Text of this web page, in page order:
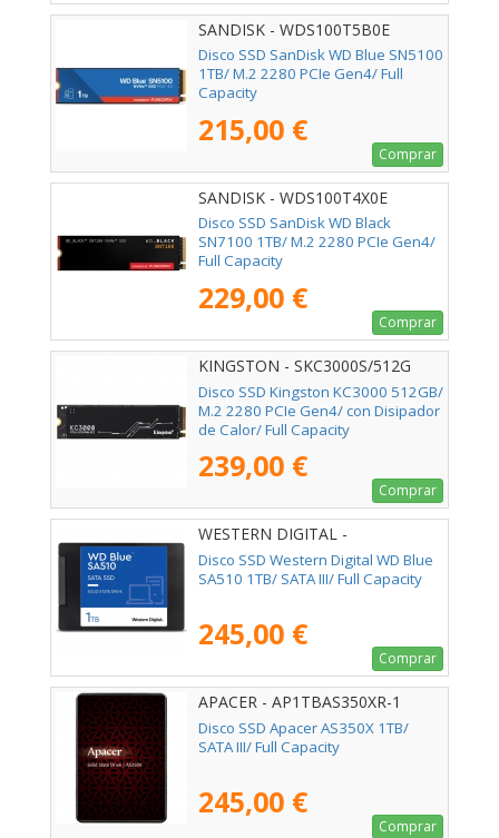
SANDISK - WDS100T5B0E
Disco SSD SanDisk WD Blue SN5100
1TB/ M.2 2280 PCIe Gen4/ Full
Capacity
215,00 €
Comprar
SANDISK - WDS100T4X0E
Disco SSD SanDisk WD Black
SN7100 1TB/ M.2 2280 PCIe Gen4/
Full Capacity
229,00 €
Comprar
KINGSTON - SKC3000S/512G
Disco SSD Kingston KC3000 512GB/
M.2 2280 PCIe Gen4/ con Disipador
de Calor/ Full Capacity
239,00 €
Comprar
WESTERN DIGITAL -
WDS100T3B0A
Disco SSD Western Digital WD Blue
SA510 1TB/ SATA III/ Full Capacity
245,00 €
Comprar
APACER - AP1TBAS350XR-1
Disco SSD Apacer AS350X 1TB/
SATA III/ Full Capacity
245,00 €
Comprar